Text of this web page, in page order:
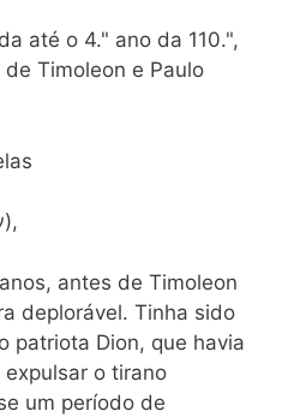
até o 4." ano da 110.",
Timoleon e Paulo
antes de Timoleon
deplorável. Tinha sido
patriota Dion, que havia
o tirano
um período de